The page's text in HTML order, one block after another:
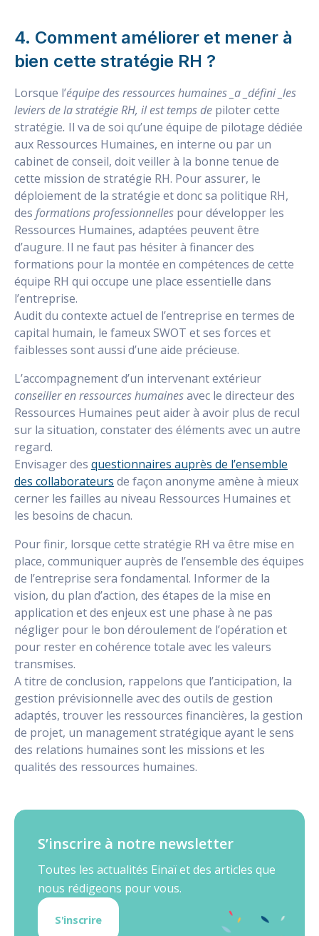
4. Comment améliorer et mener à
bien cette stratégie RH ?
Lorsque l’équipe des ressources humaines _a _défini _les
leviers de la stratégie RH, il est temps de piloter cette
stratégie. Il va de soi qu’une équipe de pilotage dédiée
aux Ressources Humaines, en interne ou par un
cabinet de conseil, doit veiller à la bonne tenue de
cette mission de stratégie RH. Pour assurer, le
déploiement de la stratégie et donc sa politique RH,
des formations professionnelles pour développer les
Ressources Humaines, adaptées peuvent être
d’augure. Il ne faut pas hésiter à financer des
formations pour la montée en compétences de cette
équipe RH qui occupe une place essentielle dans
l’entreprise.
Audit du contexte actuel de l’entreprise en termes de
capital humain, le fameux SWOT et ses forces et
faiblesses sont aussi d’une aide précieuse.
L’accompagnement d’un intervenant extérieur
conseiller en ressources humainesavec le directeur des
Ressources Humaines peut aider à avoir plus de recul
sur la situation, constater des éléments avec un autre
regard.
Envisager des questionnaires auprès de l’ensemble
des collaborateurs de façon anonyme amène à mieux
cerner les failles au niveau Ressources Humaines et
les besoins de chacun.
Pour finir, lorsque cette stratégie RH va être mise en
place, communiquer auprès de l’ensemble des équipes
de l’entreprise sera fondamental. Informer de la
vision, du plan d’action, des étapes de la mise en
application et des enjeux est une phase à ne pas
négliger pour le bon déroulement de l’opération et
pour rester en cohérence totale avec les valeurs
transmises.
A titre de conclusion, rappelons que l’anticipation, la
gestion prévisionnelle avec des outils de gestion
adaptés, trouver les ressources financières, la gestion
de projet, un management stratégique ayant le sens
des relations humaines sont les missions et les
qualités des ressources humaines.
S’inscrire à notre newsletter
Toutes les actualités Einaï et des articles que
nous rédigeons pour vous.
S'inscrire